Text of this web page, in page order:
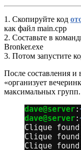
1. Скопируйте код
как файл main.cpp
2. Составьте в
Bronker.exe
3. Потом запустите
После составления
«организует
максимальных групп.